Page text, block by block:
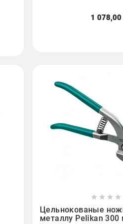
1
   
Цельнокованые
металлу Pelikan 300